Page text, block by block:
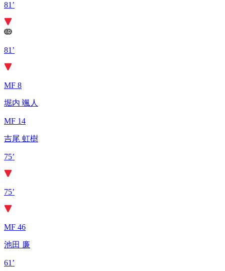
81’
81’
MF 8
堀内 颯人
MF 14
吉尾 虹樹
75’
75’
MF 46
池田 廉
61’